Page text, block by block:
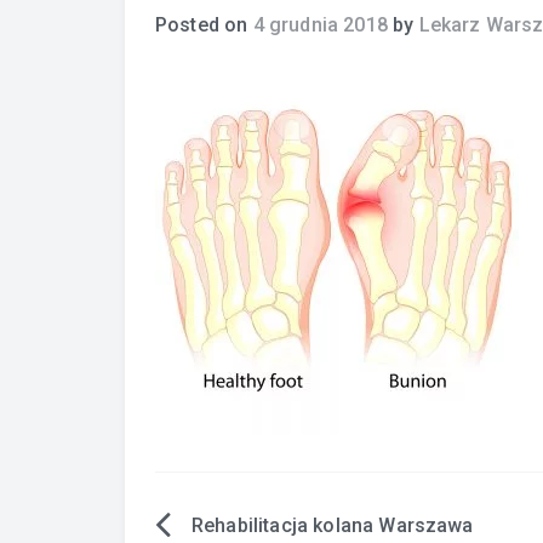
Posted on 4 grudnia 2018by Lekarz
Rehabilitacja kolana Warszawa